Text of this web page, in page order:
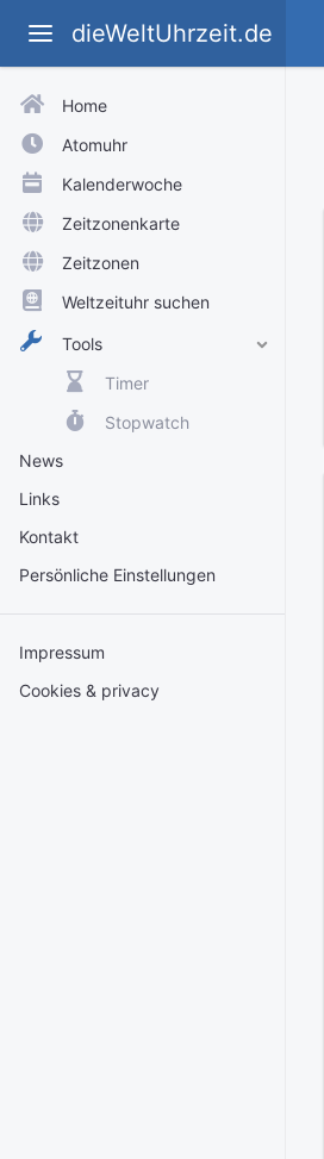
dieWeltUhrzeit.de
Home
Atomuhr
Kalenderwoche
Zeitzonenkarte
Zeitzonen
Weltzeituhr suchen
Tools
Timer
Stopwatch
News
Links
Kontakt
Persönliche Einstellungen
Impressum
Cookies & privacy